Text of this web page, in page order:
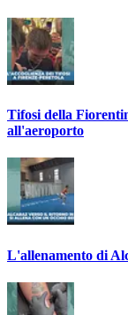
Tifosi della
all'aeroporto
L'allenamento di